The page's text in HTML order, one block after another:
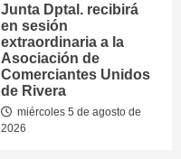
Junta Dptal. recibirá
en sesión
extraordinaria a la
Asociación de
Comerciantes Unidos
de Rivera
miércoles 5 de agosto de
2026